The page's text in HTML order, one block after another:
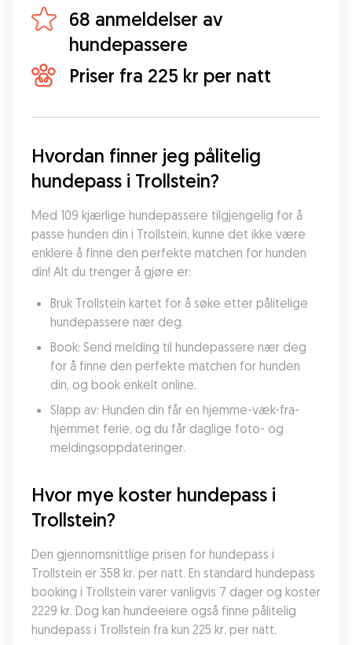
68 anmeldelser av
hundepassere
Priser fra 225 kr per natt
Hvordan finner jeg pålitelig
hundepass i Trollstein?
Med 109 kjærlige hundepassere tilgjengelig for å
passe hunden din i Trollstein, kunne det ikke være
enklere å finne den perfekte matchen for hunden
din! Alt du trenger å gjøre er:
Bruk Trollstein kartet for å søke etter pålitelige
hundepassere nær deg.
Book: Send melding til hundepassere nær deg
for å finne den perfekte matchen for hunden
din, og book enkelt online.
Slapp av: Hunden din får en hjemme-væk-fra-
hjemmet ferie, og du får daglige foto- og
meldingsoppdateringer.
Hvor mye koster hundepass i
Trollstein?
Den gjennomsnittlige prisen for hundepass i
Trollstein er 358 kr. per natt. En standard hundepass
booking i Trollstein varer vanligvis 7 dager og koster
2229 kr. Dog kan hundeeiere også finne pålitelig
hundepass i Trollstein fra kun 225 kr. per natt.